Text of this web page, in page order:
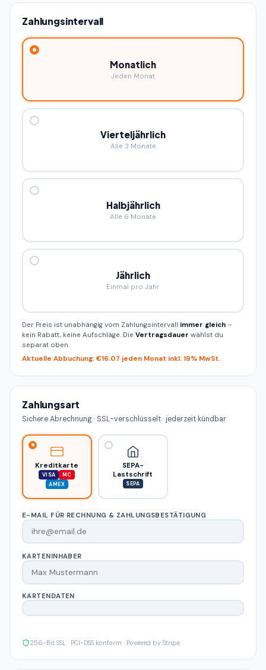
Zahlungsintervall
Monatlich
Jeden Monat
Vierteljährlich
Alle 3 Monate
Halbjährlich
Alle 6 Monate
Jährlich
Einmal pro Jahr
Der Preis ist unabhängig vom Zahlungsintervall immer gleich –
kein Rabatt, keine Aufschläge. Die Vertragsdauer wählst du
separat oben.
Aktuelle Abbuchung: €16.07 jeden Monat inkl. 19% MwSt.
Zahlungsart
Sichere Abrechnung · SSL-verschlüsselt · jederzeit kündbar
Kreditkarte
VISA
MC
AMEX
SEPA-
Lastschrift
SEPA
E-MAIL FÜR RECHNUNG & ZAHLUNGSBESTÄTIGUNG
KARTENINHABER
KARTENDATEN
256-Bit SSL · PCI-DSS konform · Powered by Stripe